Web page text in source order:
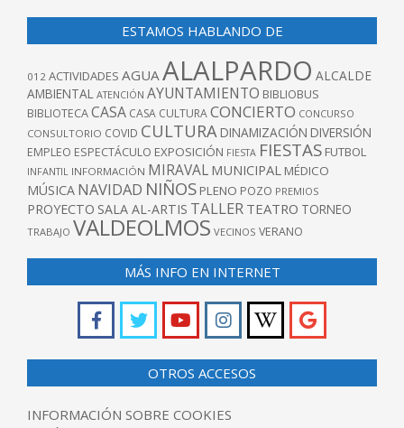
ESTAMOS HABLANDO DE
012 ACTIVIDADES AGUAALALPARDO ALCALDE
AMBIENTAL ATENCIÓN AYUNTAMIENTO BIBLIOBUS
BIBLIOTECACASA CASA CULTURACONCIERTO CONCURSO
CONSULTORIO COVID CULTURA DINAMIZACIÓN DIVERSIÓN
EMPLEO ESPECTÁCULO EXPOSICIÓN FIESTA FIESTAS FUTBOL
INFANTIL INFORMACIÓN MIRAVAL MUNICIPAL MÉDICO
MÚSICA NAVIDAD NIÑOS PLENO POZO PREMIOS
PROYECTO SALA AL-ARTIS TALLER TEATRO TORNEO
TRABAJO VALDEOLMOS VECINOS VERANO
MÁS INFO EN INTERNET
OTROS ACCESOS
INFORMACIÓN SOBRE COOKIES